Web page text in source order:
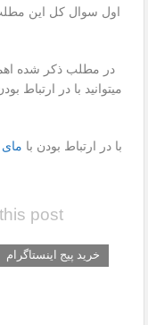
اول سوال کل این مطلب
در مطلب ذکر شده
میتوانید با در ارتباط
با در ارتباط بودن با مای
post
خرید پیج اینستاگرام